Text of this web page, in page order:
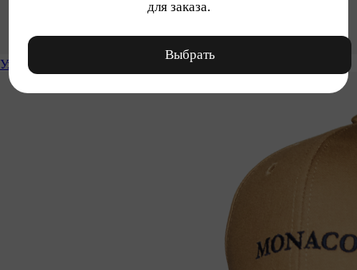
Уход
для заказа.
Выбрать